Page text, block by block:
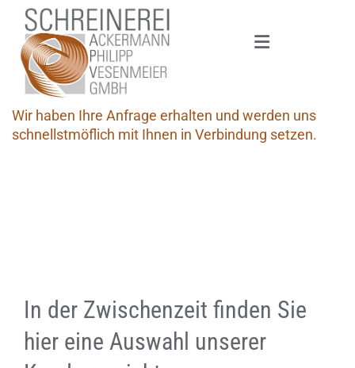
Zum Inhalt springen
Vielen Dank für Ihre Anfrage!
Wir haben Ihre Anfrage erhalten und werden uns
schnellstmöflich mit Ihnen in Verbindung setzen.
In der Zwischenzeit finden Sie
hier eine Auswahl unserer